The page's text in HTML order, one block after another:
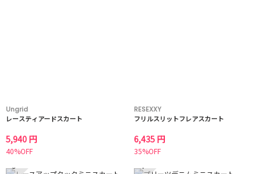
Ungrid
レースティアードスカート
5,940 円
40%OFF
RESEXXY
フリルスリットフレアスカート
6,435 円
35%OFF
3 4